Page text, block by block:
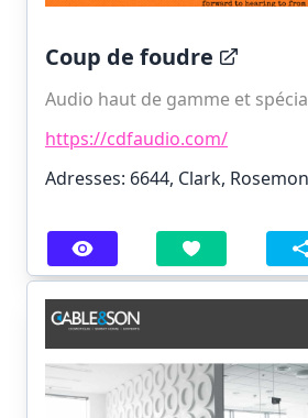
Coup de foudre
Audio haut de gamme et
https://cdfaudio.com/
Adresses: 6644, Clark,